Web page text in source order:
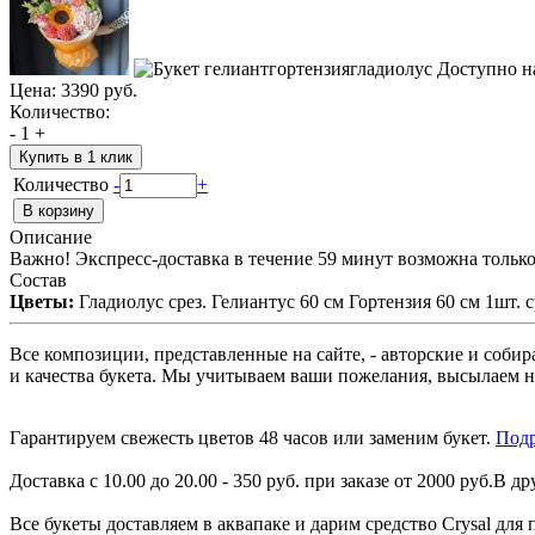
Цена: 3390 руб.
Количество:
- 1 +
Купить в 1 клик
Количество - +
Описание
Важно! Экспресс-доставка в течение 59 минут возможна
Состав
Цветы: Гладиолус срез. Гелиантус 60 см Гортензия 60 см
Все композиции, представленные на сайте, - авторские и
и качества букета. Мы учитываем ваши пожелания, высылаем
Гарантируем свежесть цветов 48 часов или заменим букет.
Доставка с 10.00 до 20.00 - 350 руб. при заказе от 2000 руб.В
Все букеты доставляем в аквапаке и дарим средство Crysal для